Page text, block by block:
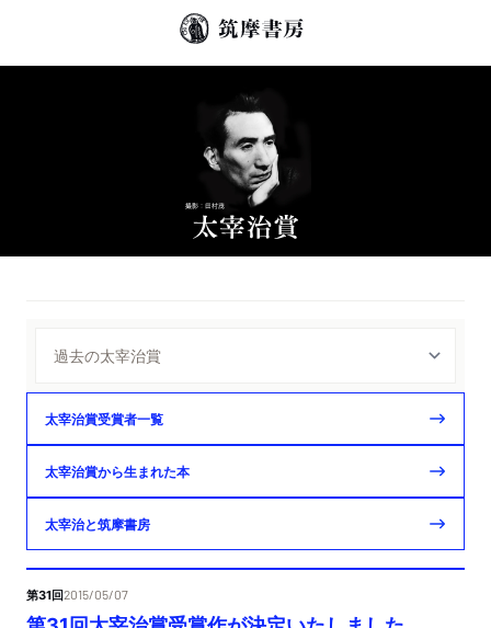
太宰治賞受賞者一覧
太宰治賞から生まれた本
太宰治と筑摩書房
第31回2015/05/07